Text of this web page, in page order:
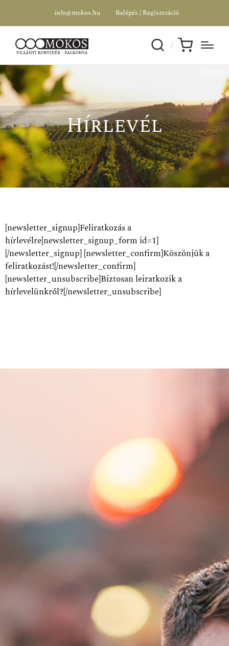
info@mokos.hu Belépés / Regisztráció
Hírlevél
[newsletter_signup]Feliratkozás a
hírlevélre[newsletter_signup_form id=1]
[/newsletter_signup] [newsletter_confirm]Köszönjük a
feliratkozást![/newsletter_confirm]
[newsletter_unsubscribe]Biztosan leiratkozik a
hírlevelünkről?[/newsletter_unsubscribe]